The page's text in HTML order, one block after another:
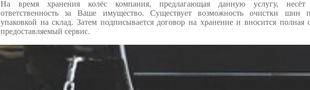
На время хранения колёс компания, предлагающая данную услугу,
ответственность за Ваше имущество. Существует возможность очистки шин
упаковкой на склад. Затем подписывается договор на хранение и вносится полная
предоставляемый сервис.